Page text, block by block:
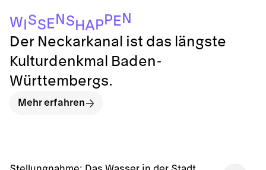
WISSENSHAPP EN
Der Neckarkanal ist das längste
Kulturdenkmal Baden-
Württembergs.
Mehr erfahren